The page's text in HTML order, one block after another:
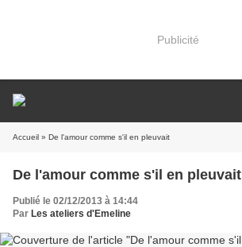
Publicité
Accueil » De l'amour comme s'il en pleuvait
De l'amour comme s'il en pleuvait
Publié le 02/12/2013 à 14:44
Par Les ateliers d'Emeline